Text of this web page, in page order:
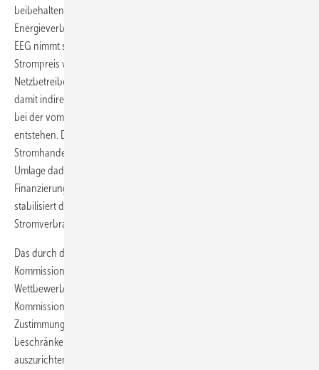
beibehaltene weitgehende Ausnahme von Unternehmen mit hohem
Energieverbrauch von der Mitfinanzierung der Energiewende. Das
EEG nimmt sie weiterhin von der sogenannten EEG-Umlage auf den
Strompreis weitgehend aus. Mit dieser Umlage holen sich die
Netzbetreiber ihre Mehrausgaben von den Stromversorgern und
damit indirekt von den Stromkunden zurück, die den Netzbetreibern
bei der vom EEG geregelten Vergütung des eingespeisten Grünstroms
entstehen. Dabei sieht das EEG höhere Abnahmepreise als im freien
Stromhandel vor. Doch erstmals senkt das EEG die Höhe der EEG-
Umlage dadurch, dass Haushaltsmittel einen kleineren Teil der
Finanzierung der EEG-Vergütung querfinanzieren dürfen. Dadurch
stabilisiert die Bundesregierung die Höhe der Umlage für die
Stromverbraucher.
Das durch das EEG 2021 entstehende Fördervolumen taxiert die EU-
Kommission auf 33 Milliarden Euro im Jahr 2021. Die für
Wettbewerbsregelung zuständige Exekutiv-Vizepräsidentin der EU-
Kommission, Margrethe Vestager, erklärt die beihilferechtliche
Zustimmung so: „Es gibt Neuerungen, um Beihilfen auf ein Minimum zu
beschränken und die Stromerzeugung an den Marktsignalen
auszurichten. Gleichzeitig soll die Wettbewerbsfähigkeit